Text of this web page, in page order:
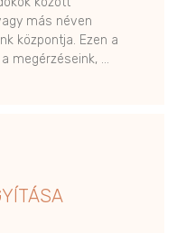
más néven
központja. Ezen a
megérzéseink, …